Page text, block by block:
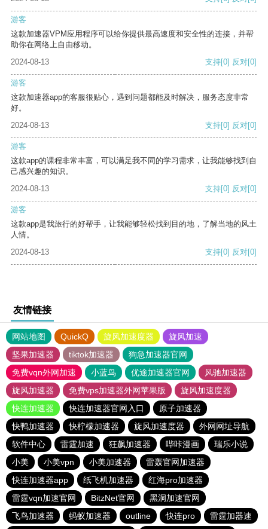
游客
这款加速器VPM应用程序可以给你提供最高速度和安全性的连接，并帮
助你在网络上自由移动。
2024-08-13
支持[0] 反对[0]
游客
这款加速器app的客服很贴心，遇到问题都能及时解决，服务态度非常
好。
2024-08-13
支持[0] 反对[0]
游客
这款app的课程非常丰富，可以满足我不同的学习需求，让我能够找到自
己感兴趣的知识。
2024-08-13
支持[0] 反对[0]
游客
这款app是我旅行的好帮手，让我能够轻松找到目的地，了解当地的风土
人情。
2024-08-13
支持[0] 反对[0]
友情链接
网站地图 QuickQ 旋风加速度器
旋风加速
坚果加速器
tiktok加速器
狗急加速器官网
免费vqn外网加速
小蓝鸟 优途加速器官网
风驰加速器
旋风加速器
免费vps加速器外网苹果版
旋风加速度器
快连加速器
快连加速器官网入口
原子加速器
快鸭加速器
快柠檬加速器 旋风加速度器
外网网址导航
软件中心
雷霆加速 狂飙加速器 哔咔漫画
瑞乐小说
小美
小美vpn 小美加速器
雷轰官网加速器
快连加速器app
纸飞机加速器
红海pro加速器
雷霆vqn加速官网
BitzNet官网
黑洞加速官网
飞鸟加速器
蚂蚁加速器 outline 快连pro
雷霆加器速